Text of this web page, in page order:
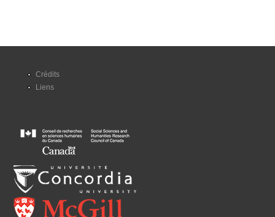
Crédits
Liens